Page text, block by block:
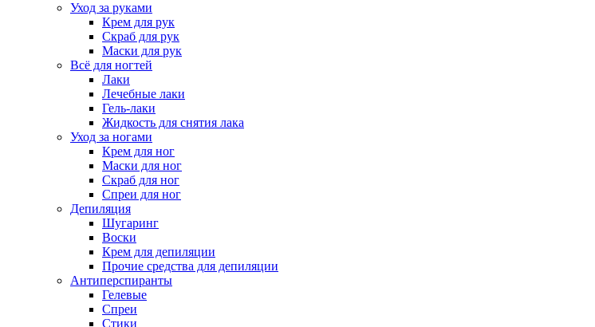
Уход за руками
Крем для рук
Скраб для рук
Маски для рук
Всё для ногтей
Лаки
Лечебные лаки
Гель-лаки
Жидкость для снятия лака
Уход за ногами
Крем для ног
Маски для ног
Скраб для ног
Спреи для ног
Депиляция
Шугаринг
Воски
Крем для депиляции
Прочие средства для депиляции
Антиперспиранты
Гелевые
Спреи
Стики